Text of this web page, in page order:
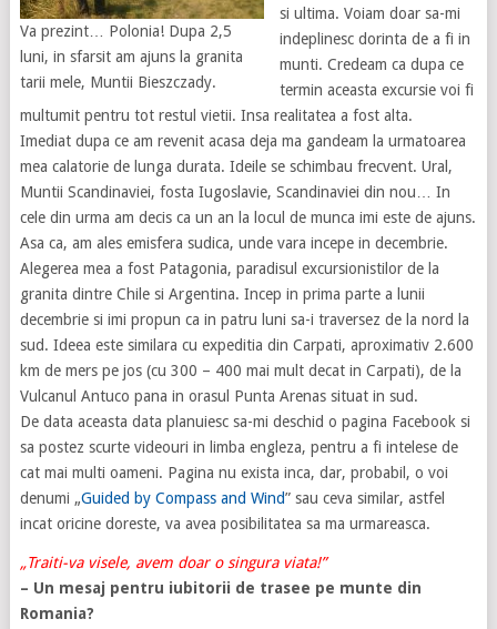
Va prezint… Polonia! Dupa 2,5
luni, in sfarsit am ajuns la granita
tarii mele, Muntii Bieszczady.
si ultima. Voiam doar sa-mi
indeplinesc dorinta de a fi in
munti. Credeam ca dupa ce
termin aceasta excursie voi fi
multumit pentru tot restul vietii. Insa realitatea a fost alta.
Imediat dupa ce am revenit acasa deja ma gandeam la urmatoarea
mea calatorie de lunga durata. Ideile se schimbau frecvent. Ural,
Muntii Scandinaviei, fosta Iugoslavie, Scandinaviei din nou… In
cele din urma am decis ca un an la locul de munca imi este de ajuns.
Asa ca, am ales emisfera sudica, unde vara incepe in decembrie.
Alegerea mea a fost Patagonia, paradisul excursionistilor de la
granita dintre Chile si Argentina. Incep in prima parte a lunii
decembrie si imi propun ca in patru luni sa-i traversez de la nord la
sud. Ideea este similara cu expeditia din Carpati, aproximativ 2.600
km de mers pe jos (cu 300 – 400 mai mult decat in Carpati), de la
Vulcanul Antuco pana in orasul Punta Arenas situat in sud.
De data aceasta data planuiesc sa-mi deschid o pagina Facebook si
sa postez scurte videouri in limba engleza, pentru a fi intelese de
cat mai multi oameni. Pagina nu exista inca, dar, probabil, o voi
denumi „Guided by Compass and Wind” sau ceva similar, astfel
incat oricine doreste, va avea posibilitatea sa ma urmareasca.
„Traiti-va visele, avem doar o singura viata!”
– Un mesaj pentru iubitorii de trasee pe munte din
Romania?